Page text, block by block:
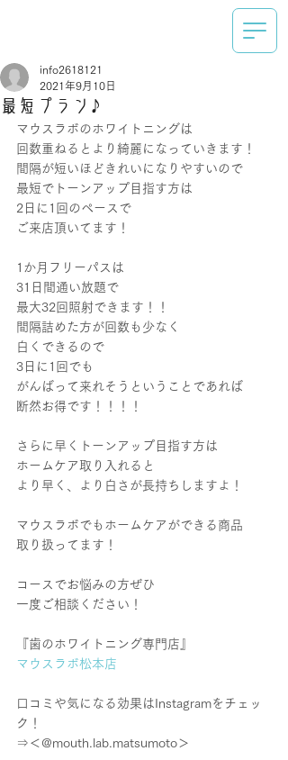
最短プラン♪
info2618121
2021年9月10日
マウスラボのホワイトニングは
回数重ねるとより綺麗になっていきます！
間隔が短いほどきれいになりやすいので
最短でトーンアップ目指す方は
2日に1回のペースで
ご来店頂いてます！
1か月フリーパスは
31日間通い放題で
最大32回照射できます！！
間隔詰めた方が回数も少なく
白くできるので
3日に1回でも
がんばって来れそうということであれば
断然お得です！！！！
さらに早くトーンアップ目指す方は
ホームケア取り入れると
より早く、より白さが長持ちしますよ！
マウスラボでもホームケアができる商品
取り扱ってます！
コースでお悩みの方ぜひ
一度ご相談ください！
『歯のホワイトニング専門店』
マウスラボ松本店
口コミや気になる効果はInstagramをチェッ
ク！
⇒＜@mouth.lab.matsumoto＞